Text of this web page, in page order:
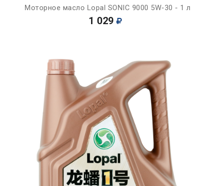
Моторное масло Lopal SONIC 9000 5W-30 - 1 л
1 029